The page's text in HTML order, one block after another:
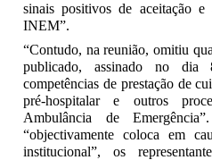
sinais positivos de aceitação
INEM”.
“Contudo, na reunião, omitiu
publicado, assinado no dia
competências de prestação de
pré-hospitalar e outros
Ambulância de
“objectivamente coloca em
institucional”, os